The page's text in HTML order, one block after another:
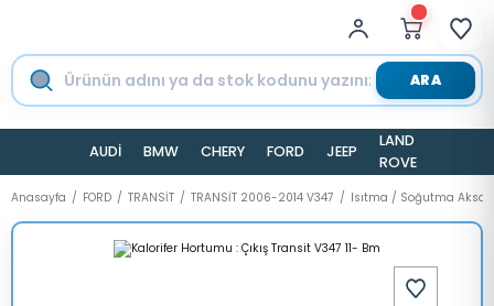
ARA
AUDİ BMW CHERY FORD JEEP
LAND
ROVER
Anasayfa FORD TRANSİT TRANSİT 2006-2014 V347 Isıtma / Soğutma